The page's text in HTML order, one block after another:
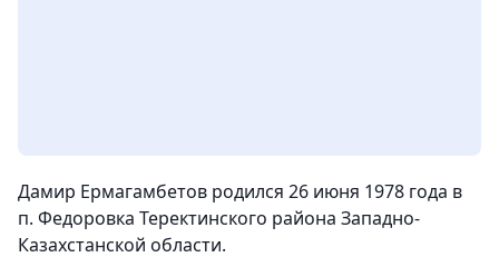
Дамир Ермагамбетов родился 26 июня 1978 года в
п. Федоровка Теректинского района Западно-
Казахстанской области.